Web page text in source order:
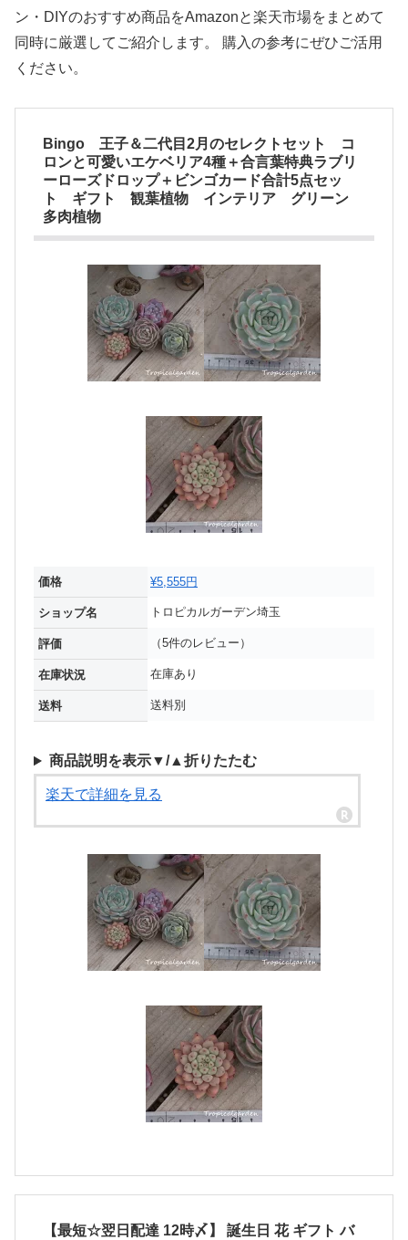
ン・DIYのおすすめ商品をAmazonと楽天市場をまとめて
同時に厳選してご紹介します。 購入の参考にぜひご活用
ください。
Bingo 王子＆二代目2月のセレクトセット コ
ロンと可愛いエケベリア4種＋合言葉特典ラブリ
ーローズドロップ＋ビンゴカード合計5点セッ
ト ギフト 観葉植物 インテリア グリーン
多肉植物
価格 ¥5,555円
ショップ名 トロピカルガーデン埼玉
評価 （5件のレビュー）
在庫状況 在庫あり
送料 送料別
商品説明を表示▼/▲折りたたむ
楽天で詳細を見る
【最短☆翌日配達 12時〆】 誕生日 花 ギフト バ